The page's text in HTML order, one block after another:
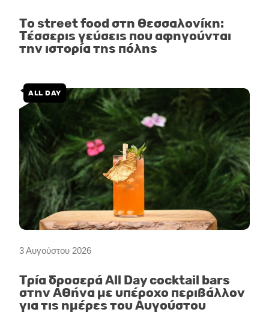
Το street food στη Θεσσαλονίκη:
Τέσσερις γεύσεις που αφηγούνται
την ιστορία της πόλης
3 Αυγούστου 2026
ALL DAY
Τρία δροσερά All Day cocktail bars
στην Αθήνα με υπέροχο περιβάλλον
για τις ημέρες του Αυγούστου